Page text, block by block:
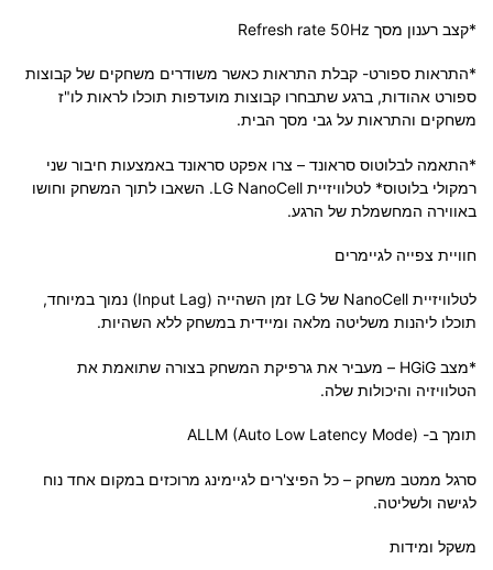
*קצב רענון מסך Refresh rate 50Hz
*התראות ספורט- קבלת התראות כאשר משודרים משחקים של קבוצות
ספורט אהודות, ברגע שתבחרו קבוצות מועדפות תוכלו לראות לו"ז
משחקים והתראות על גבי מסך הבית.
*התאמה לבלוטוס סראונד – צרו אפקט סראונד באמצעות חיבור שני
רמקולי בלוטוס* לטלוויזיית LG NanoCell. השאבו לתוך המשחק וחושו
באווירה המחשמלת של הרגע.
חוויית צפייה לגיימרים
לטלוויזיית NanoCell של LG זמן השהייה (Input Lag) נמוך במיוחד,
תוכלו ליהנות משליטה מלאה ומיידית במשחק ללא השהיות.
*מצב HGiG – מעביר את גרפיקת המשחק בצורה שתואמת את
הטלוויזיה והיכולות שלה.
תומך ב- ALLM (Auto Low Latency Mode)
סרגל ממטב משחק – כל הפיצ'רים לגיימינג מרוכזים במקום אחד נוח
לגישה ולשליטה.
משקל ומידות